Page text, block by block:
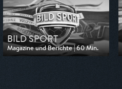
BILD SPORT
Magazine und Berichte | 60 Min.
Ausgestrahlt von WELT